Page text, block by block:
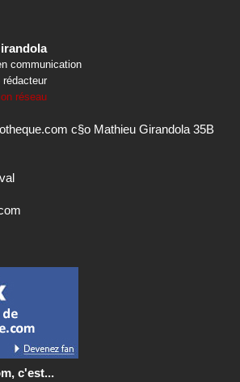
communication
réseau
c§o Mathieu Girandola 35B
c'est...